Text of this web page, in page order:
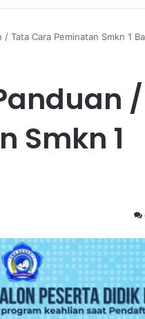
Tata Cara Peminatan Smkn 1
Smkn 1